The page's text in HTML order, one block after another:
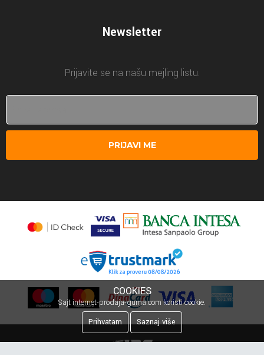
Newsletter
Prijavite se na našu mejling listu.
PRIJAVI ME
COOKIES
Sajt internet-prodaja-guma.com koristi cookie.
Prihvatam
Saznaj više